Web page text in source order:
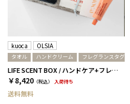
kuoca OLSIA
タオル ハンドクリーム フレグランスタグ
LIFE SCENT BOX / ハンドケア+フレグランス / ブルー＆ピンク
￥8,420 （税込） 入荷待ち
送料無料